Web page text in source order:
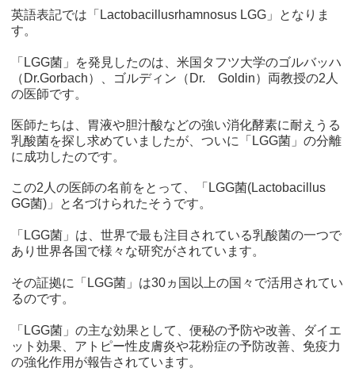
英語表記では「Lactobacillusrhamnosus LGG」となりま
す。
「LGG菌」を発見したのは、米国タフツ大学のゴルバッハ
（Dr.Gorbach）、ゴルディン（Dr. Goldin）両教授の2人
の医師です。
医師たちは、胃液や胆汁酸などの強い消化酵素に耐えうる
乳酸菌を探し求めていましたが、ついに「LGG菌」の分離
に成功したのです。
この2人の医師の名前をとって、「LGG菌(Lactobacillus
GG菌)」と名づけられたそうです。
「LGG菌」は、世界で最も注目されている乳酸菌の一つで
あり世界各国で様々な研究がされています。
その証拠に「LGG菌」は30ヵ国以上の国々で活用されてい
るのです。
「LGG菌」の主な効果として、便秘の予防や改善、ダイエ
ット効果、アトピー性皮膚炎や花粉症の予防改善、免疫力
の強化作用が報告されています。